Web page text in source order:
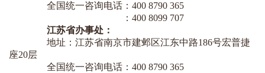
全国统一咨询电话：400 8790 365
：400 8099 707
江苏省办事处：
地址：江苏省南京市建邺区江东中路186号宏普捷
座20层
全国统一咨询电话：400 8790 365